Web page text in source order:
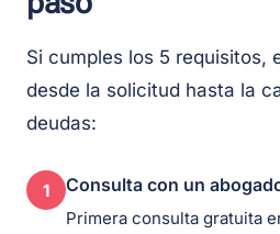
Si cumples los 5 requisitos,
desde la solicitud hasta la
deudas:
1 Consulta con un
Primera consulta gratuita